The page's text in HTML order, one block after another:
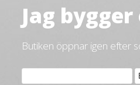
Jag bygger
Butiken öppnar igen efter